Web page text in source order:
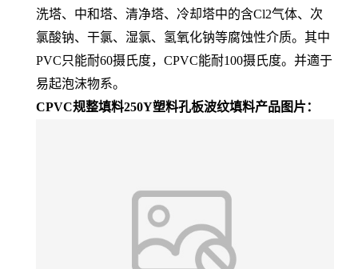
洗塔、中和塔、清净塔、冷却塔中的含Cl2气体、次
氯酸钠、干氯、湿氯、氢氧化钠等腐蚀性介质。其中
PVC只能耐60摄氏度，CPVC能耐100摄氏度。并適于
易起泡沫物系。
CPVC规整填料250Y塑料孔板波纹填料产品图片：